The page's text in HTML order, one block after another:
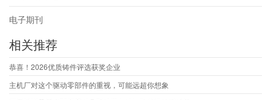
电子期刊
相关推荐
恭喜！2026优质铸件评选获奖企业
主机厂对这个驱动零部件的重视，可能远超你想象